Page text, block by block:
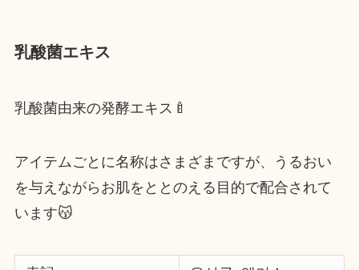
乳酸菌エキス
乳酸菌由来の発酵エキス🍼
アイテムごとに名称はさまざまですが、うるおい
を与えながらお肌をととのえる目的で配合されて
います😽